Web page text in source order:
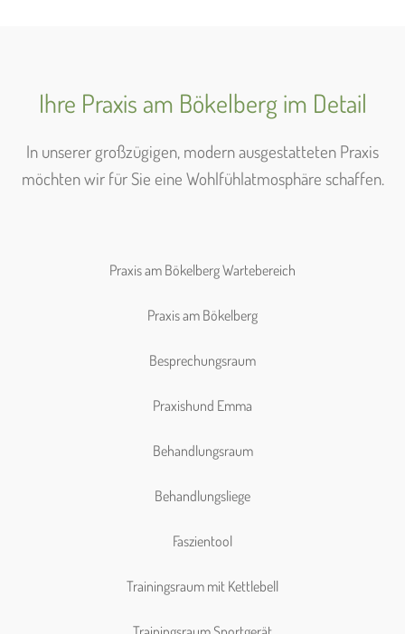
Ihre Praxis am Bökelberg im Detail
In unserer großzügigen, modern ausgestatteten Praxis
möchten wir für Sie eine Wohlfühlatmosphäre schaffen.
Praxis am Bökelberg Wartebereich
Praxis am Bökelberg
Besprechungsraum
Praxishund Emma
Behandlungsraum
Behandlungsliege
Faszientool
Trainingsraum mit Kettlebell